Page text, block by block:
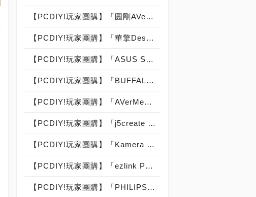
【PCDIY!玩家團購】「圓剛AVerMedia LGP易錄盒C875 USF4特別版」外接式遊戲直播視訊盒【已結束】
【PCDIY!玩家團購】「華擎DeskMini X300＋超微R5 4650G＋宇瞻8Gx1或2記憶體＋宇瞻512G M.2」迷你套裝電腦＋大禮包【已結束】
【PCDIY!玩家團購】「ASUS STRIX-GTX960-DC2OC-2GD5」顯示卡【已結束】
【PCDIY!玩家團購】「BUFFALO MiniStation Extreme HD-PZFU3 2TB」外接硬碟【已結束】
【PCDIY!玩家團購】「AVerMedia易錄卡C985 LITE」遊戲直播擷取卡【已結束】
【PCDIY!玩家團購】「j5create JUP50 5-Port」USB智慧型快速充電器【已結束】
【PCDIY!玩家團購】「Kamera 5 Port SP-5U」USB充電器【已結束】
【PCDIY!玩家團購】「ezlink Panzer IV-H SSD 128GB」固態硬碟【已結束】
【PCDIY!玩家團購】「PHILIPS 247E6EDAW」抗藍光護眼顯示器【已結束】